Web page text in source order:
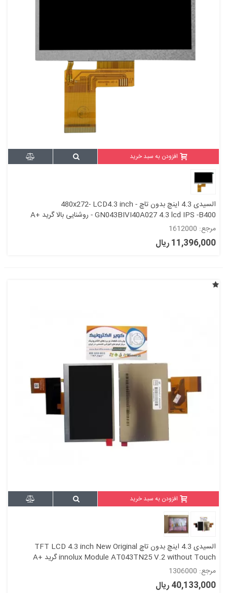
افزودن به سبد خرید
السیدی 4.3 اینچ بدون تاچ 480x272- LCD4.3 inch -
GN043BIVI40A027 4.3 lcd IPS -B400 - روشنایی بالا گرید +A
مرجع: 1612000
11,396,000 ریال
افزودن به سبد خرید
السیدی 4.3 اینچ بدون تاچ TFT LCD 4.3 inch New Original
innolux Module AT043TN25 V.2 without Touch گرید +A
مرجع: 1306000
40,133,000 ریال